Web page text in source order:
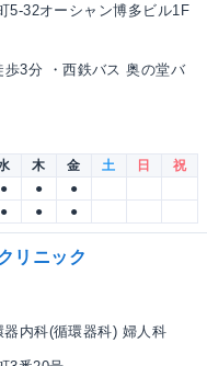
5-32オーシャン博多ビル1F
歩3分 ・西鉄バス 奥の堂バ
木 金 土 日
祝
● ●
●
● ● ●
リニック
内科(循環器科) 婦人科